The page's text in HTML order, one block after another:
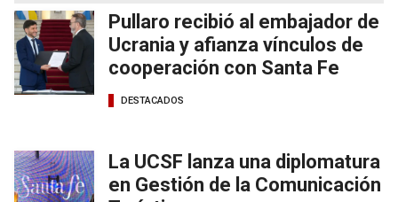
Pullaro recibió al embajador de
Ucrania y afianza vínculos de
cooperación con Santa Fe
DESTACADOS
La UCSF lanza una diplomatura
en Gestión de la Comunicación